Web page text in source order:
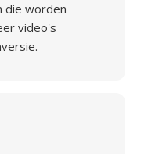
die worden
video's